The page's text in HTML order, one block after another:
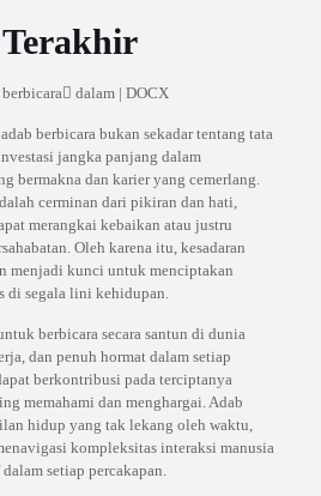
berbicara bukan sekadar tentang tata
jangka panjang dalam
bermakna dan karier yang cemerlang.
cerminan dari pikiran dan hati,
merangkai kebaikan atau justru
Oleh karena itu, kesadaran
menjadi kunci untuk menciptakan
di segala lini kehidupan.
berbicara secara santun di dunia
dan penuh hormat dalam setiap
berkontribusi pada terciptanya
memahami dan menghargai. Adab
hidup yang tak lekang oleh waktu,
kompleksitas interaksi manusia
setiap percakapan.